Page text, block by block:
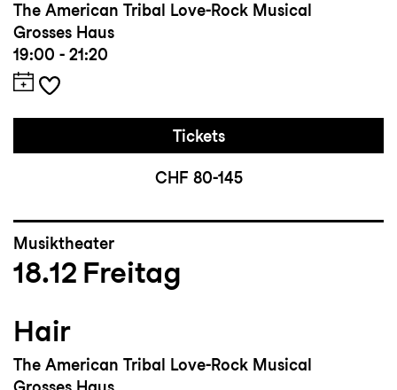
The American Tribal Love-Rock Musical
Grosses Haus
19:00 - 21:20
Tickets
CHF 80-145
Musiktheater
18.12 Freitag
Hair
The American Tribal Love-Rock Musical